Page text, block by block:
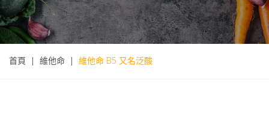
首頁 | 維他命 | 維他命 B5 又名泛酸